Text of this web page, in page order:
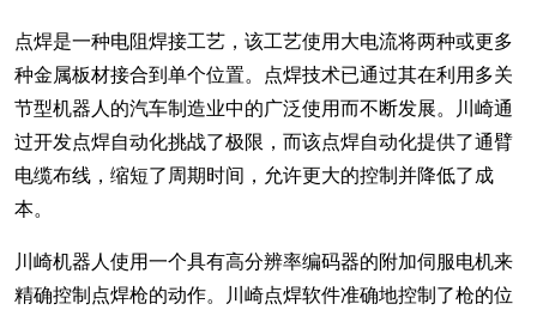
点焊是一种电阻焊接工艺，该工艺使用大电流将两种或更多
种金属板材接合到单个位置。点焊技术已通过其在利用多关
节型机器人的汽车制造业中的广泛使用而不断发展。川崎通
过开发点焊自动化挑战了极限，而该点焊自动化提供了通臂
电缆布线，缩短了周期时间，允许更大的控制并降低了成
本。
川崎机器人使用一个具有高分辨率编码器的附加伺服电机来
精确控制点焊枪的动作。川崎点焊软件准确地控制了枪的位